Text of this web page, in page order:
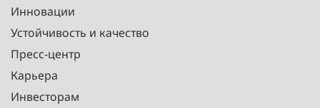
Инновации
Устойчивость и качество
Пресс-центр
Карьера
Инвесторам